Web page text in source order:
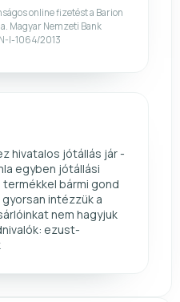
online fizetést a Barion
Magyar Nemzeti Bank
I-1064/2013
hivatalos jótállás jár -
egyben jótállási
termékkel bármi gond
intézzük a
nem hagyjuk
ezust-